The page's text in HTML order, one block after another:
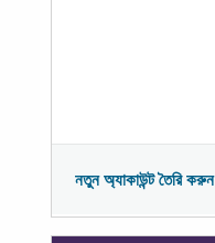
নতুন অ্যাকাউন্ট তৈরি করুন